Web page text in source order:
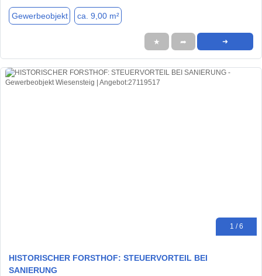
Gewerbeobjekt ca. 9,00 m²
★ ➦ ➜
1 / 6
HISTORISCHER FORSTHOF: STEUERVORTEIL BEI
SANIERUNG